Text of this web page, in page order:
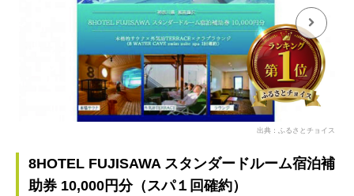
出典：ふるさとチョイス
8HOTEL FUJISAWA スタンダードルーム宿泊補
助券 10,000円分（スパ１回確約）